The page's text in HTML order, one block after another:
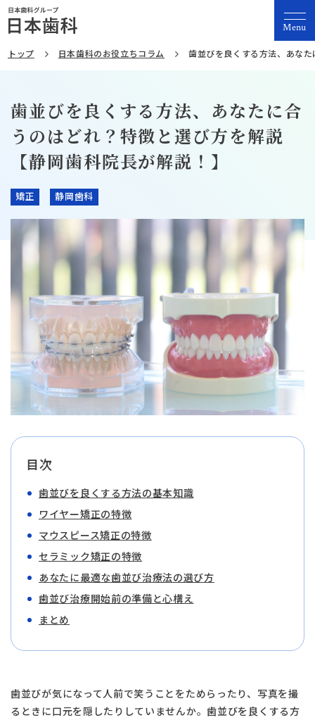
Menu
トップ 日本歯科のお役立ちコラム 歯並びを良くする方法、あな
歯並びを良くする方法、あなたに合
うのはどれ？特徴と選び方を解説
【静岡歯科院長が解説！】
矯正 静岡歯科
目次
歯並びを良くする方法の基本知識
ワイヤー矯正の特徴
マウスピース矯正の特徴
セラミック矯正の特徴
あなたに最適な歯並び治療法の選び方
歯並び治療開始前の準備と心構え
まとめ
歯並びが気になって人前で笑うことをためらったり、写真を撮
るときに口元を隠したりしていませんか。歯並びを良くする方